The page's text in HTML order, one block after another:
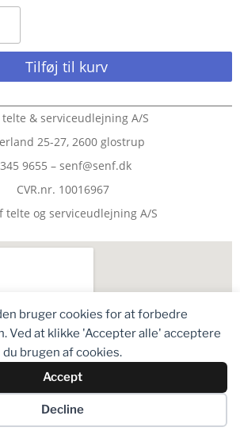
bruger cookies for at forbedre
Ved at klikke 'Accepter alle' acceptere
du brugen af cookies.
Accept
Decline
Tilføj til kurv
& serviceudlejning A/S
25-27, 2600 glostrup
9655 – senf@senf.dk
CVR.nr. 10016967
telte og serviceudlejning A/S